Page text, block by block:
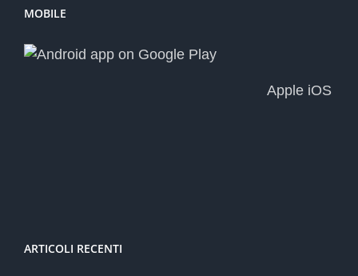
MOBILE
Apple iOS
ARTICOLI RECENTI